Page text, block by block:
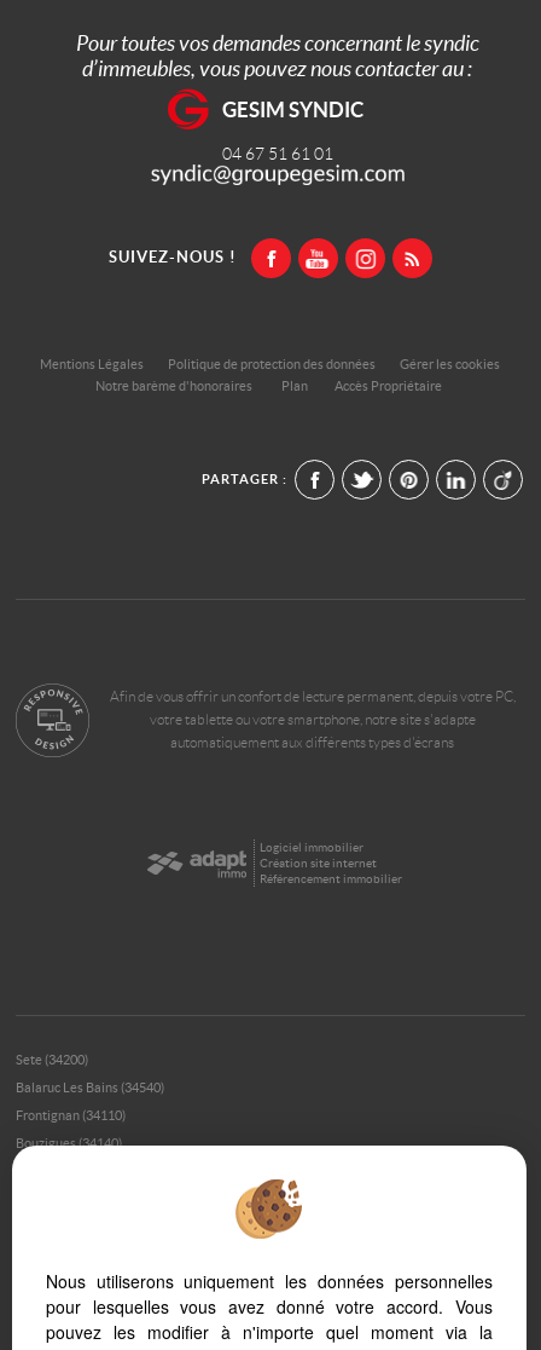
Pour toutes vos demandes concernant le syndic
d’immeubles, vous pouvez nous contacter au :
GESIM SYNDIC
04 67 51 61 01
SUIVEZ-NOUS !
Mentions Légales Politique de protection des données
Gérer les cookies
Notre barème d'honoraires
Plan Accès Propriétaire
PARTAGER :
Afin de vous offrir un confort de lecture permanent, depuis votre PC,
votre tablette ou votre smartphone, notre site s'adapte
automatiquement aux différents types d'écrans
Logiciel immobilier
Création site internet
Référencement immobilier
Sete (34200)
Balaruc Les Bains (34540)
Frontignan (34110)
Bouzigues (34140)
Marseillan (34340)
Palavas Les Flots (34250)
Montpellier (34080)
Nous utiliserons uniquement les données personnelles
pour lesquelles vous avez donné votre accord. Vous
pouvez les modifier à n'importe quel moment via la